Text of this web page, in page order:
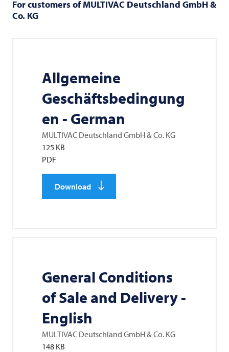
For customers ofMULTIVAC Deutschland GmbH &
Co. KG
Allgemeine
Geschäftsbedingung
en - German
MULTIVAC Deutschland GmbH & Co. KG
125 KB
PDF
Download
General Conditions
of Sale and Delivery -
English
MULTIVAC Deutschland GmbH & Co. KG
148 KB